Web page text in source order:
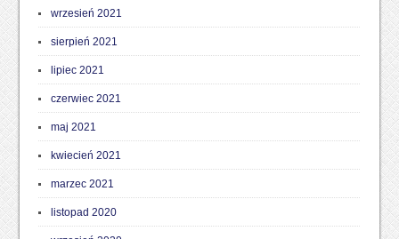
wrzesień 2021
sierpień 2021
lipiec 2021
czerwiec 2021
maj 2021
kwiecień 2021
marzec 2021
listopad 2020